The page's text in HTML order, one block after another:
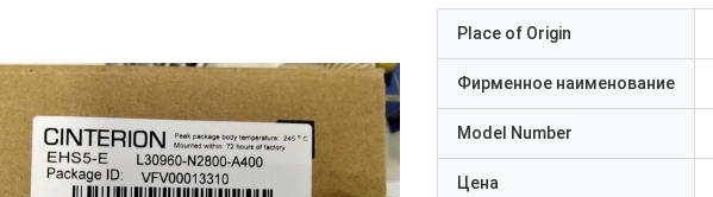
Place of Origin
Фирменное наименование
Model Number
Цена